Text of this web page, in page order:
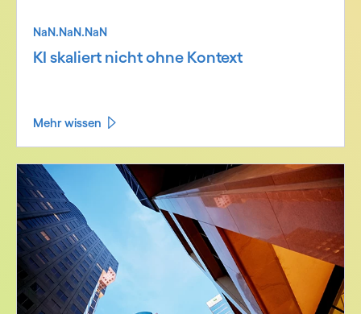
NaN.NaN.NaN
KI skaliert nicht ohne Kontext
Mehr wissen